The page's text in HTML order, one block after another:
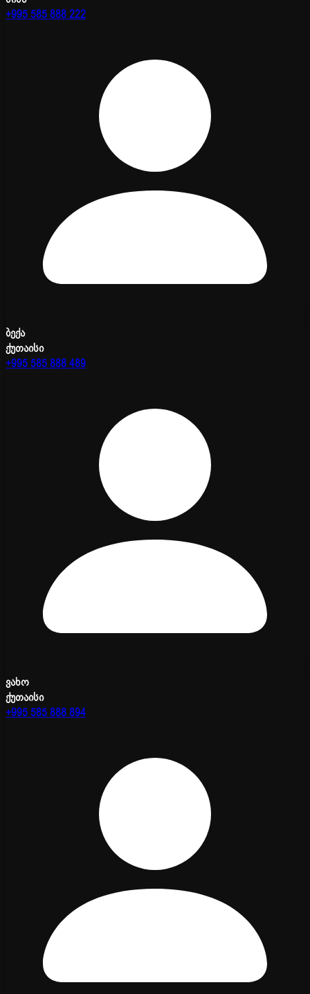
+995 585 888 222
ბექა
ქუთაისი
+995 585 888 489
ვახო
ქუთაისი
+995 585 888 894